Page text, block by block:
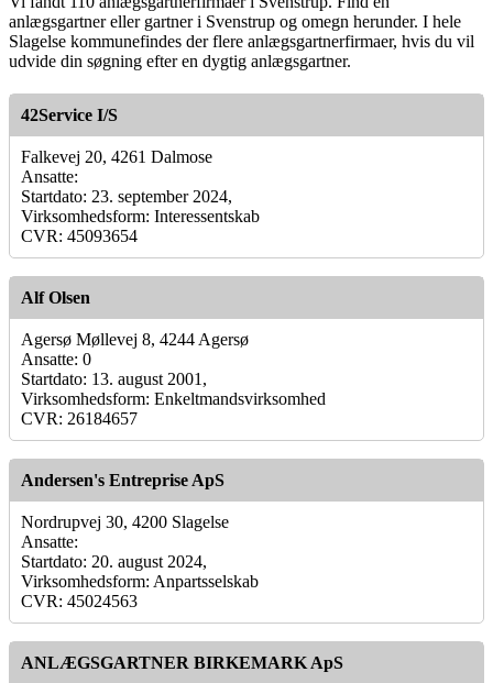
anlægsgartner eller gartner i Svenstrup og omegn herunder. I hele
Slagelse kommunefindes der flere anlægsgartnerfirmaer, hvis du vil
udvide din søgning efter en dygtig anlægsgartner.
42Service I/S
Falkevej 20, 4261 Dalmose
Ansatte:
Startdato: 23. september 2024,
Virksomhedsform: Interessentskab
CVR: 45093654
Alf Olsen
Agersø Møllevej 8, 4244 Agersø
Ansatte: 0
Startdato: 13. august 2001,
Virksomhedsform: Enkeltmandsvirksomhed
CVR: 26184657
Andersen's Entreprise ApS
Nordrupvej 30, 4200 Slagelse
Ansatte:
Startdato: 20. august 2024,
Virksomhedsform: Anpartsselskab
CVR: 45024563
ANLÆGSGARTNER BIRKEMARK ApS